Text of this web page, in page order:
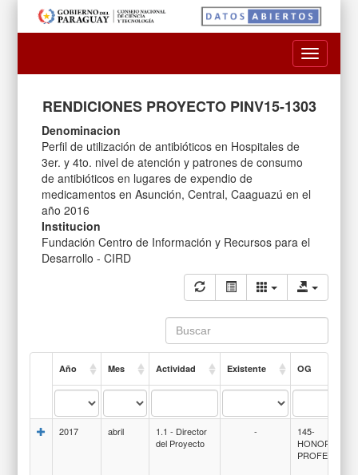
Toggle
RENDICIONES PROYECTO PINV15-1303
Denominacion
Perfil de utilización de antibióticos en Hospitales de
3er. y 4to. nivel de atención y patrones de consumo
de antibióticos en lugares de expendio de
medicamentos en Asunción, Central, Caaguazú en el
año 2016
Institucion
Fundación Centro de Información y Recursos para el
Desarrollo - CIRD
Año Mes Actividad Existente OG
2017 abril
1.1 - Director
del Proyecto
-
145-
HONORARIOS